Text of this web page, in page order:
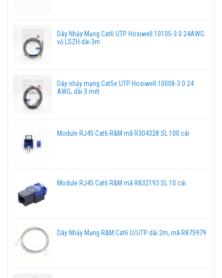
Dây Nhảy Mạng Cat6 UTP Hosiwell 10105-3.0 24AWG
vỏ LSZH dài 3m
Dây nhảy mạng Cat5e UTP Hosiwell 10008-3.0 24
AWG, dài 3 mét
Module RJ45 Cat6 R&M mã R304328 SL:100 cái
Module RJ45 Cat6 R&M mã R832193 SL 10 cái
Dây Nhảy Mạng R&M Cat6 U/UTP dài 2m, mã R875979